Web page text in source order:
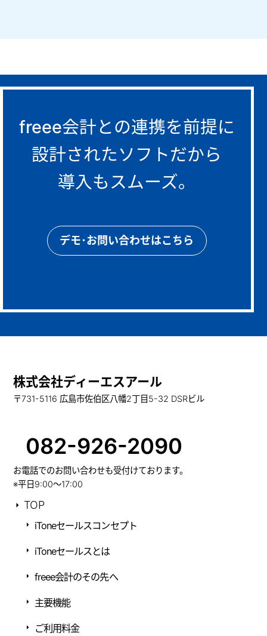
freee会計との連携を前提に
設計されたソフトだから
導入もスムーズ。
デモ･お問い合わせはこちら
株式会社ディーエスアール
〒731-5116 広島市佐伯区八幡2丁目5-32 DSRビル
082-926-2090
お電話でのお問い合わせも受付けております。
※平日9:00～17:00
TOP
iToneセールスコンセプト
iToneセールスとは
freee会計のその先へ
主要機能
ご利用料金